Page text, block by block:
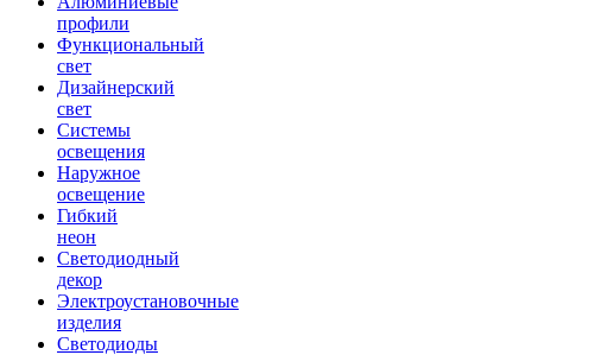
профили
Функциональный
свет
Дизайнерский
свет
Системы
освещения
Наружное
освещение
Гибкий
неон
Светодиодный
декор
Электроустановочные
изделия
Светодиоды